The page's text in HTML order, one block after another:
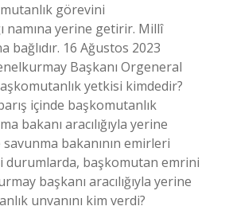
görevini
namına yerine getirir. Millî
bağlıdır. 16 Ağustos 2023
Başkanı Orgeneral
yetkisi kimdedir?
içinde başkomutanlık
bakanı aracılığıyla yerine
bakanının emirleri
durumlarda, başkomutan emrini
başkanı aracılığıyla yerine
unvanını kim verdi?